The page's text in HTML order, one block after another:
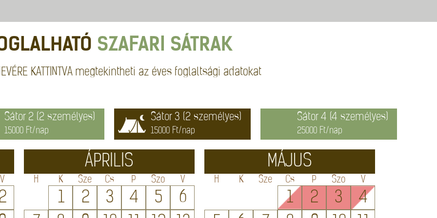
SZAFARI SÁTRAK
KATTINTVA megtekintheti az éves foglaltsági adatokat
Sátor 2 (2 személyes)
15000 Ft/nap
Sátor 3 (2 személyes)
15000 Ft/nap
Sátor 4 (4 személyes)
25000 Ft/nap
V
ÁPRILIS
H K Sze Cs P Szo V
1 2 3 4 5
6
MÁJUS
H K Sze Cs P Szo V
1 2 3
4